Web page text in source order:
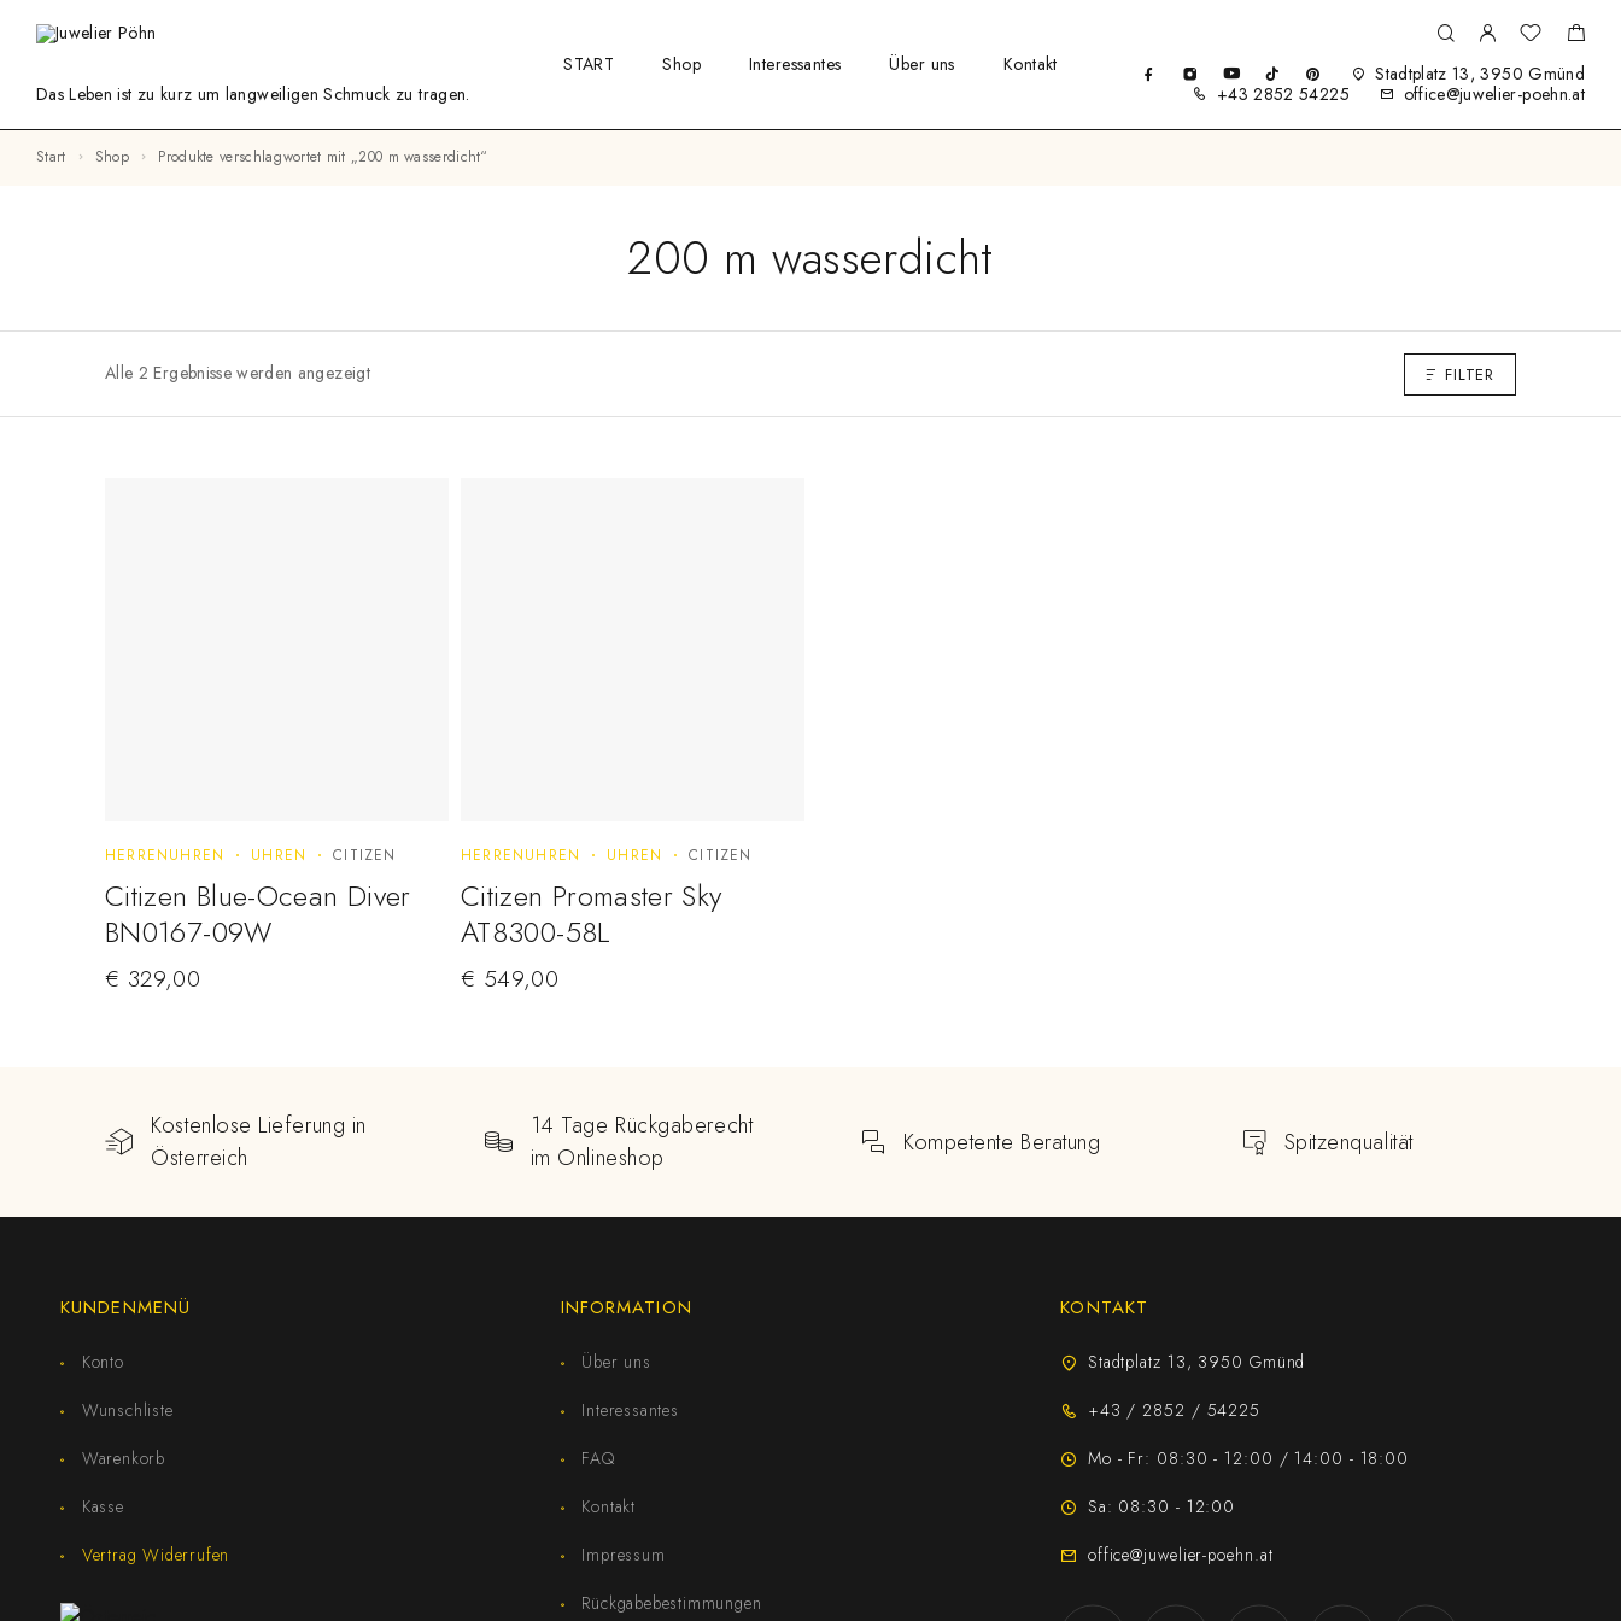
Das Leben ist zu kurz um langweiligen Schmuck zu tragen.
START Shop Interessantes Über uns Kontakt
Stadtplatz 13, 3950 Gmünd
+43 2852 54225
office@juwelier-poehn.at
Start Shop Produkte verschlagwortet mit „200 m wasserdicht“
200 m wasserdicht
Alle 2 Ergebnisse werden angezeigt FILTER
HERRENUHREN UHREN CITIZEN
Citizen Blue-Ocean Diver
BN0167-09W
€ 329,00
HERRENUHREN UHREN CITIZEN
Citizen Promaster Sky
AT8300-58L
€ 549,00
Kostenlose Lieferung in
Österreich
14 Tage Rückgaberecht
im Onlineshop
Kompetente Beratung Spitzenqualität
KUNDENMENÜ
Konto
Wunschliste
Warenkorb
Kasse
Vertrag Widerrufen
INFORMATION
Über uns
Interessantes
FAQ
Kontakt
Impressum
Rückgabebestimmungen
KONTAKT
Stadtplatz 13, 3950 Gmünd
+43 / 2852 / 54225
Mo - Fr: 08:30 - 12:00 / 14:00 - 18:00
Sa: 08:30 - 12:00
office@juwelier-poehn.at